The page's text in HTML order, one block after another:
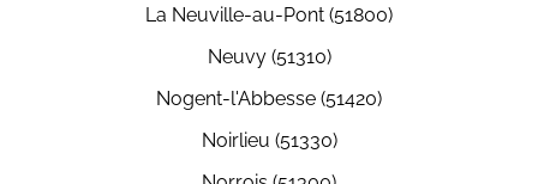
La Neuville-au-Pont (51800)
Neuvy (51310)
Nogent-l'Abbesse (51420)
Noirlieu (51330)